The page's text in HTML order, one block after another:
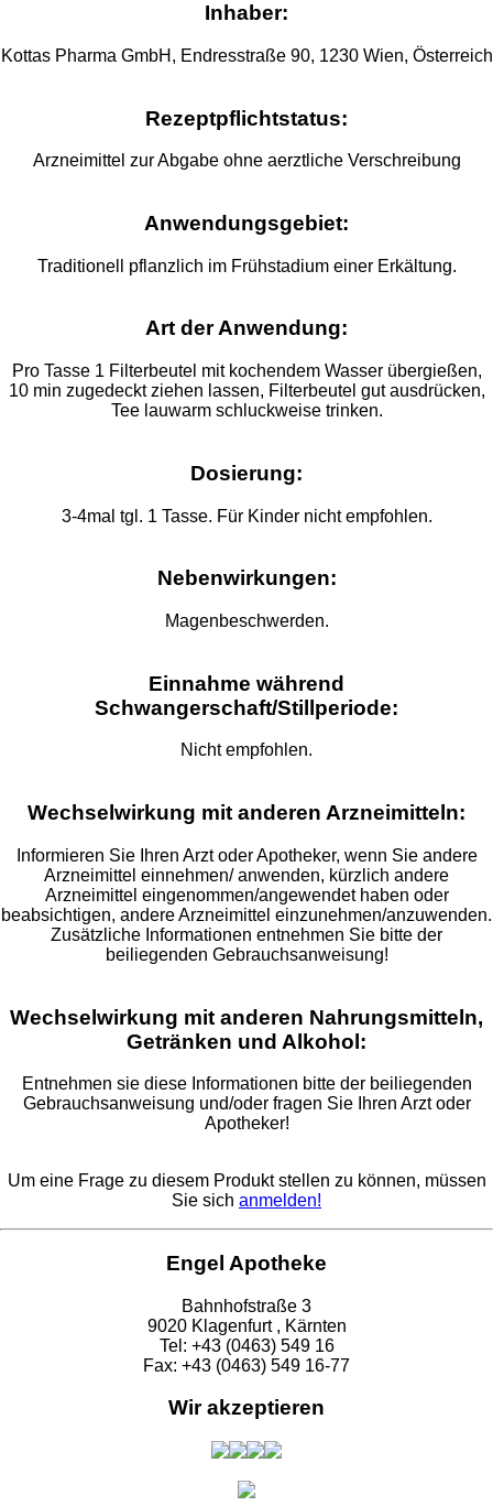
Inhaber:
Kottas Pharma GmbH, Endresstraße 90, 1230 Wien, Österreich
Rezeptpflichtstatus:
Arzneimittel zur Abgabe ohne aerztliche Verschreibung
Anwendungsgebiet:
Traditionell pflanzlich im Frühstadium einer Erkältung.
Art der Anwendung:
Pro Tasse 1 Filterbeutel mit kochendem Wasser übergießen,
10 min zugedeckt ziehen lassen, Filterbeutel gut ausdrücken,
Tee lauwarm schluckweise trinken.
Dosierung:
3-4mal tgl. 1 Tasse. Für Kinder nicht empfohlen.
Nebenwirkungen:
Magenbeschwerden.
Einnahme während
Schwangerschaft/Stillperiode:
Nicht empfohlen.
Wechselwirkung mit anderen Arzneimitteln:
Informieren Sie Ihren Arzt oder Apotheker, wenn Sie andere
Arzneimittel einnehmen/ anwenden, kürzlich andere
Arzneimittel eingenommen/angewendet haben oder
beabsichtigen, andere Arzneimittel einzunehmen/anzuwenden.
Zusätzliche Informationen entnehmen Sie bitte der
beiliegenden Gebrauchsanweisung!
Wechselwirkung mit anderen Nahrungsmitteln,
Getränken und Alkohol:
Entnehmen sie diese Informationen bitte der beiliegenden
Gebrauchsanweisung und/oder fragen Sie Ihren Arzt oder
Apotheker!
Um eine Frage zu diesem Produkt stellen zu können, müssen
Sie sich anmelden!
Engel Apotheke
Bahnhofstraße 3
9020 Klagenfurt , Kärnten
Tel: +43 (0463) 549 16
Fax: +43 (0463) 549 16-77
Wir akzeptieren